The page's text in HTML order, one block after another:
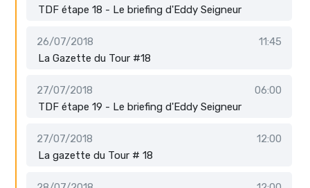
TDF étape 18 - Le briefing d'Eddy Seigneur
26/07/2018
11:45
La Gazette du Tour #18
27/07/2018
06:00
TDF étape 19 - Le briefing d'Eddy Seigneur
27/07/2018
12:00
La gazette du Tour # 18